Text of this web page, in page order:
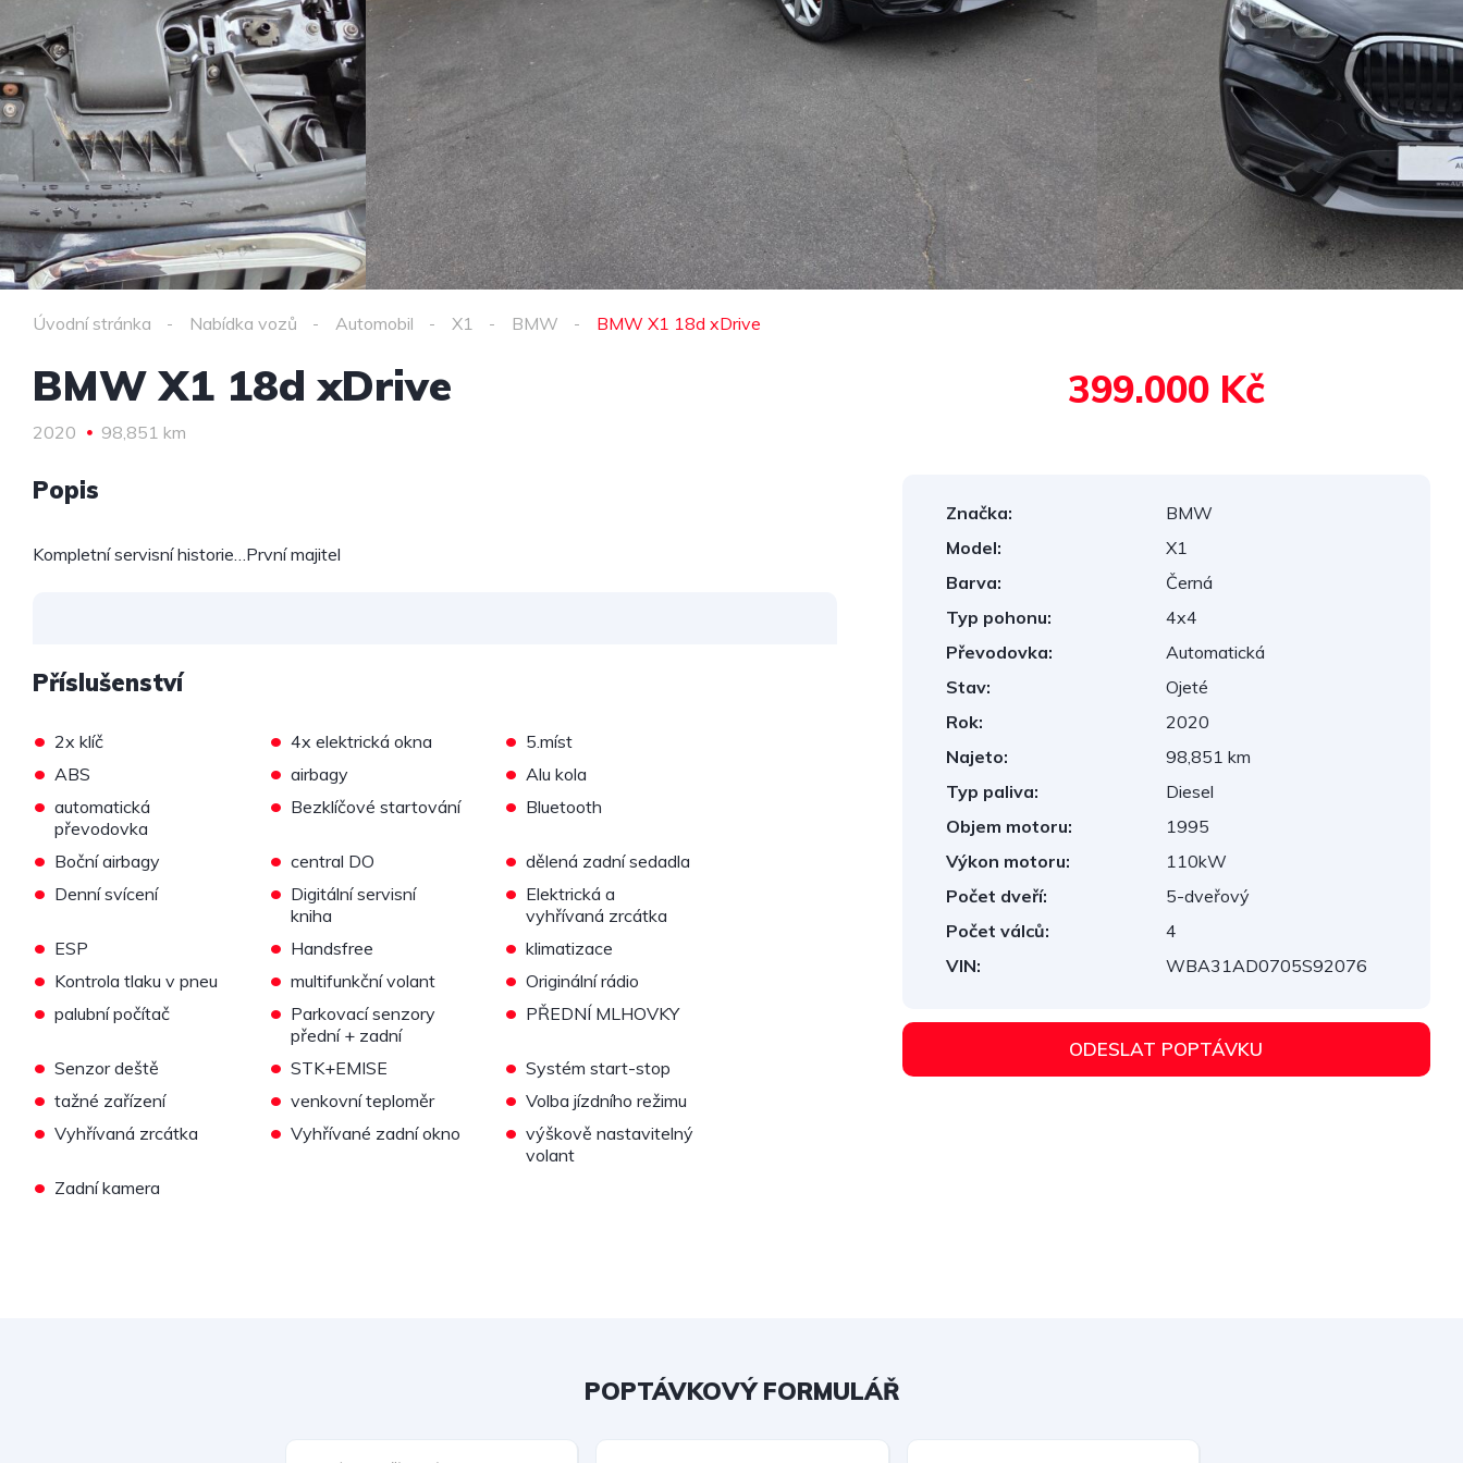
Úvodní stránka Nabídka vozů Automobil X1 BMW BMW X1 18d xDrive
BMW X1 18d xDrive
2020 98,851 km
399.000 Kč
Popis
Kompletní servisní historie…První majitel
Příslušenství
• 2x klíč • 4x elektrická okna • 5.míst
• ABS • airbagy • Alu kola
• automatická
převodovka
• Bezklíčové startování • Bluetooth
• Boční airbagy • central DO • dělená zadní sedadla
• Denní svícení • Digitální servisní
kniha
• Elektrická a
vyhřívaná zrcátka
• ESP • Handsfree • klimatizace
• Kontrola tlaku v pneu • multifunkční volant • Originální rádio
• palubní počítač • Parkovací senzory
přední + zadní
• PŘEDNÍ MLHOVKY
• Senzor deště • STK+EMISE • Systém start-stop
• tažné zařízení • venkovní teploměr • Volba jízdního režimu
• Vyhřívaná zrcátka • Vyhřívané zadní okno • výškově nastavitelný
volant
• Zadní kamera
Značka:
BMW
Model:
X1
Barva:
Černá
Typ pohonu:
4x4
Převodovka:
Automatická
Stav:
Ojeté
Rok:
2020
Najeto:
98,851 km
Typ paliva:
Diesel
Objem motoru:
1995
Výkon motoru:
110kW
Počet dveří:
5-dveřový
Počet válců:
4
VIN:
WBA31AD0705S92076
ODESLAT POPTÁVKU
POPTÁVKOVÝ FORMULÁŘ